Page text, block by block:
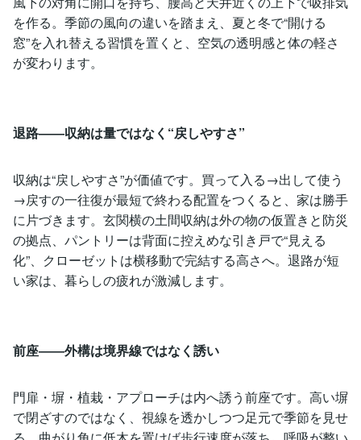
を作る。季節の風向の違いを踏まえ、夏と冬で“開ける
窓”を入れ替える習慣を置くと、空気の透明感と体の軽さ
が変わります。
退路――収納は量ではなく“戻しやすさ”
収納は“戻しやすさ”が価値です。買って入る→出して使う
→戻すの一往復が最短で終わる配置をつくると、家は勝手
に片づきます。玄関横の土間収納は外の物の仮置きと防災
の拠点、パントリーは背面に控えめな引き戸で“見える
化”、クローゼットは横移動で完結する高さへ。退路が短
い家は、暮らしの疲れが激減します。
前座――外構は境界線ではなく誘い
門扉・塀・植栽・アプローチは内へ誘う前座です。高い塀
で閉ざすのではなく、視線を透かしつつ足元で季節を見せ